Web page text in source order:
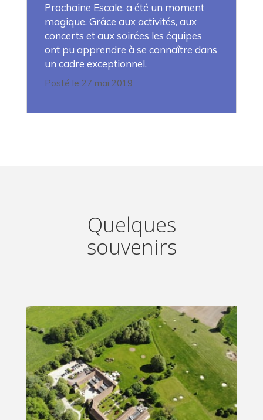
Prochaine Escale, a été un moment
magique. Grâce aux activités, aux
concerts et aux soirées les équipes
ont pu apprendre à se connaître dans
un cadre exceptionnel.
Posté le 27 mai 2019
Quelques
souvenirs